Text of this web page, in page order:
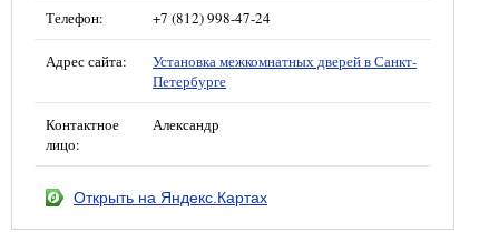
Телефон: +7 (812) 998-47-24
Адрес сайта:
Установка межкомнатных дверей в Санкт-
Петербурге
Контактное
лицо:
Александр
Открыть на Яндекс.Картах